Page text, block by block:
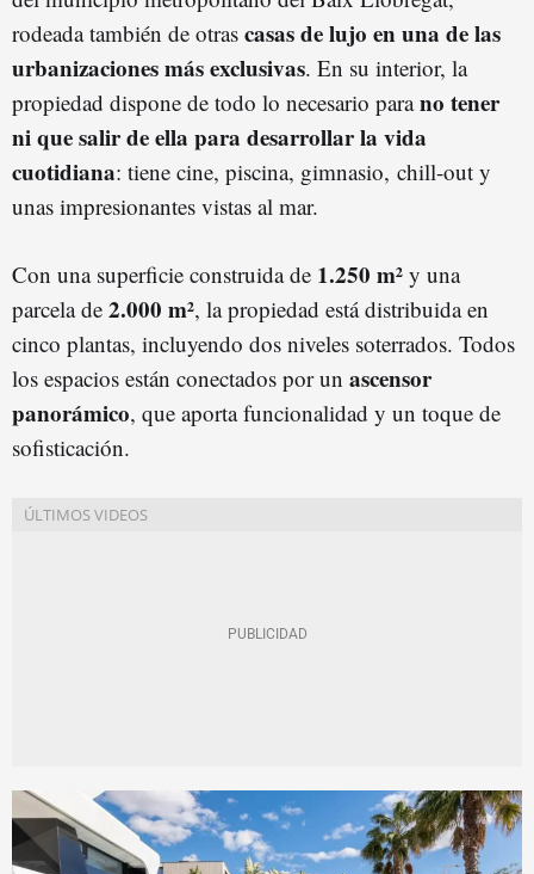
rodeada también de otras casas de lujo en una de las
urbanizaciones más exclusivas. En su interior, la
propiedad dispone de todo lo necesario parano tener
ni que salir de ella para desarrollar la vida
cuotidiana: tiene cine, piscina, gimnasio, chill-out y
unas impresionantes vistas al mar.
Con una superficie construida de 1.250 m² y una
parcela de 2.000 m², la propiedad está distribuida en
cinco plantas, incluyendo dos niveles soterrados. Todos
los espacios están conectados por un ascensor
panorámico, que aporta funcionalidad y un toque de
sofisticación.